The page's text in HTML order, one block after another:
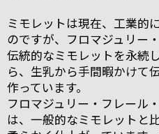
ミモレットは現在、工業的
のですが、フロマジュリー
伝統的なミモレットを永続
ら、生乳から手間暇かけて
作っています。
フロマジュリー・フレール
は、一般的なミモレットと